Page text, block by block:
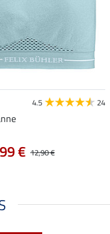
4.5 24
12,90 €
€